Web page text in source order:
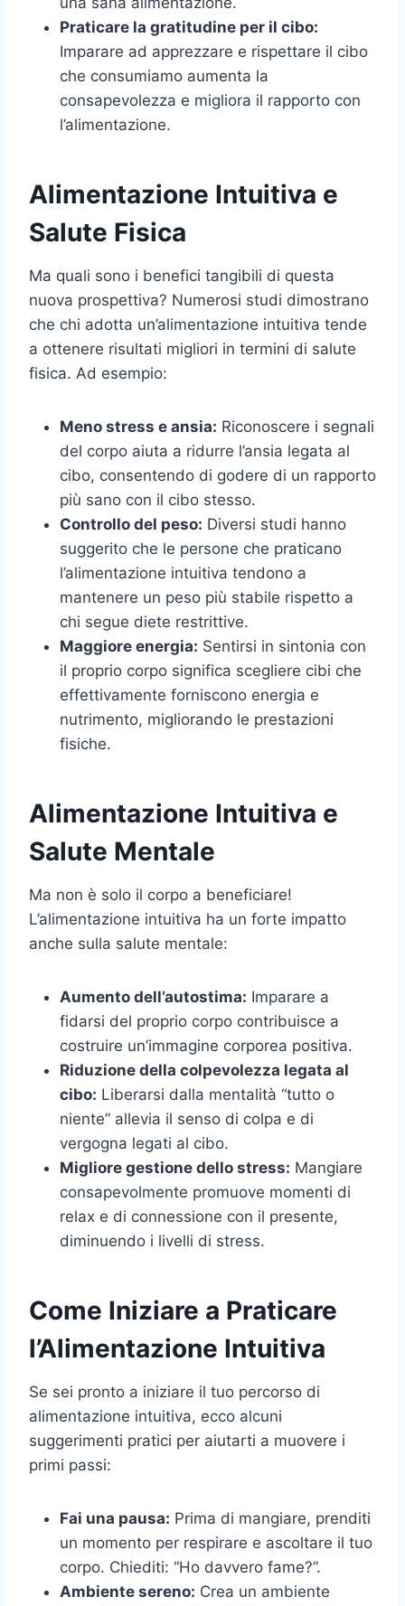
Praticare la gratitudine per il cibo:
Imparare ad apprezzare e rispettare il cibo
che consumiamo aumenta la
consapevolezza e migliora il rapporto con
l’alimentazione.
Alimentazione Intuitiva e
Salute Fisica
Ma quali sono i benefici tangibili di questa
nuova prospettiva? Numerosi studi dimostrano
che chi adotta un’alimentazione intuitiva tende
a ottenere risultati migliori in termini di salute
fisica. Ad esempio:
Meno stress e ansia: Riconoscere i segnali
del corpo aiuta a ridurre l’ansia legata al
cibo, consentendo di godere di un rapporto
più sano con il cibo stesso.
Controllo del peso: Diversi studi hanno
suggerito che le persone che praticano
l’alimentazione intuitiva tendono a
mantenere un peso più stabile rispetto a
chi segue diete restrittive.
Maggiore energia: Sentirsi in sintonia con
il proprio corpo significa scegliere cibi che
effettivamente forniscono energia e
nutrimento, migliorando le prestazioni
fisiche.
Alimentazione Intuitiva e
Salute Mentale
Ma non è solo il corpo a beneficiare!
L’alimentazione intuitiva ha un forte impatto
anche sulla salute mentale:
Aumento dell’autostima: Imparare a
fidarsi del proprio corpo contribuisce a
costruire un’immagine corporea positiva.
Riduzione della colpevolezza legata al
cibo: Liberarsi dalla mentalità “tutto o
niente” allevia il senso di colpa e di
vergogna legati al cibo.
Migliore gestione dello stress: Mangiare
consapevolmente promuove momenti di
relax e di connessione con il presente,
diminuendo i livelli di stress.
Come Iniziare a Praticare
l’Alimentazione Intuitiva
Se sei pronto a iniziare il tuo percorso di
alimentazione intuitiva, ecco alcuni
suggerimenti pratici per aiutarti a muovere i
primi passi:
Fai una pausa: Prima di mangiare, prenditi
un momento per respirare e ascoltare il tuo
corpo. Chiediti: “Ho davvero fame?”.
Ambiente sereno: Crea un ambiente